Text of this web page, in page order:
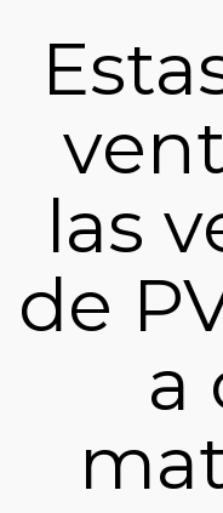
1
2023
29
2023
las
de
a